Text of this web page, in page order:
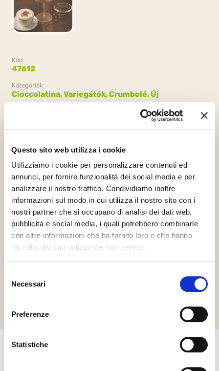
Questo sito web utilizza i cookie
Utilizziamo i cookie per personalizzare contenuti ed
annunci, per fornire funzionalità dei social media e per
analizzare il nostro traffico. Condividiamo inoltre
informazioni sul modo in cui utilizza il nostro sito con i
nostri partner che si occupano di analisi dei dati web,
pubblicità e social media, i quali potrebbero combinarle
con altre informazioni che ha fornito loro o che hanno
raccolto dal suo utilizzo dei loro servizi.
delNecessari
Preferenze
Statistiche
Kód
47612
Kategóriák
Cioccolatina,Variegátók, Crumbolé, Új